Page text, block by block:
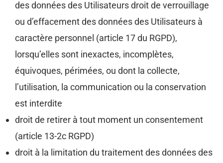
des données des Utilisateurs droit de verrouillage
ou d’effacement des données des Utilisateurs à
caractère personnel (article 17 du RGPD),
lorsqu’elles sont inexactes, incomplètes,
équivoques, périmées, ou dont la collecte,
l’utilisation, la communication ou la conservation
est interdite
droit de retirer à tout moment un consentement
(article 13-2c RGPD)
droit à la limitation du traitement des données des